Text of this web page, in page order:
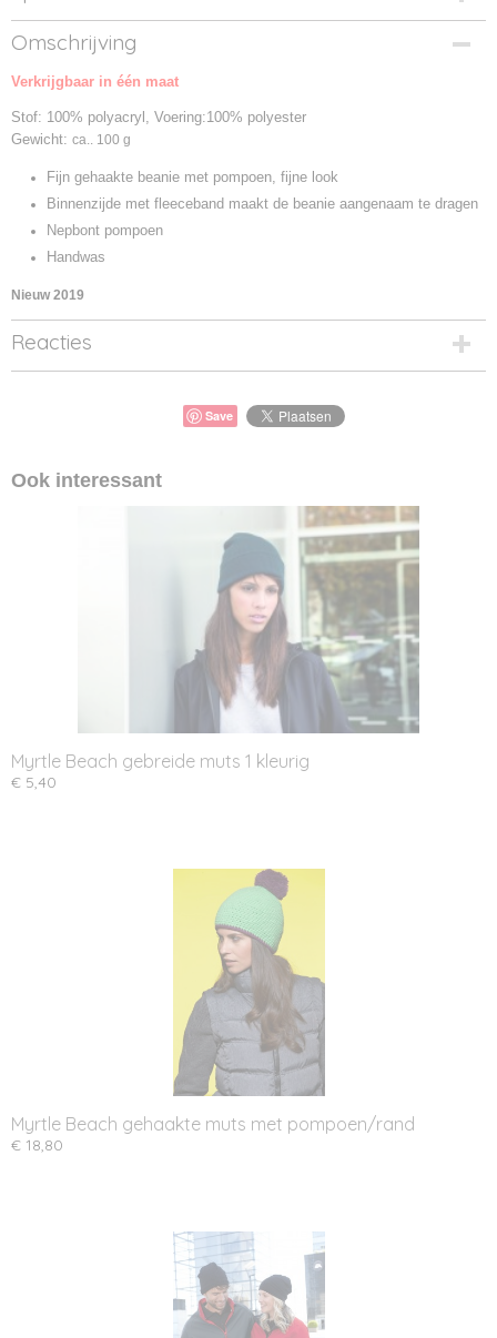
Productcode
MB7120-01
Productcode leverancier
Omschrijving
Verkrijgbaar in één maat
Stof: 100% polyacryl, Voering:100% polyester
Gewicht: ca.. 100 g
Fijn gehaakte beanie met pompoen, fijne look
Binnenzijde met fleeceband maakt de beanie aangenaam te dragen
Nepbont pompoen
Handwas
Nieuw 2019
Reacties
Save
Ook interessant
Myrtle Beach gebreide muts 1 kleurig
€ 5,40
Myrtle Beach gehaakte muts met pompoen/rand
€ 18,80